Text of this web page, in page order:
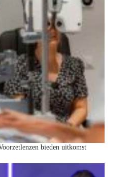
bieden uitkomst